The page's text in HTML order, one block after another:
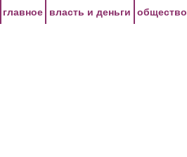
главное власть и деньги общество